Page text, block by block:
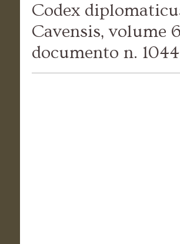
Codex
Cavensis, volume
documento n. 1044